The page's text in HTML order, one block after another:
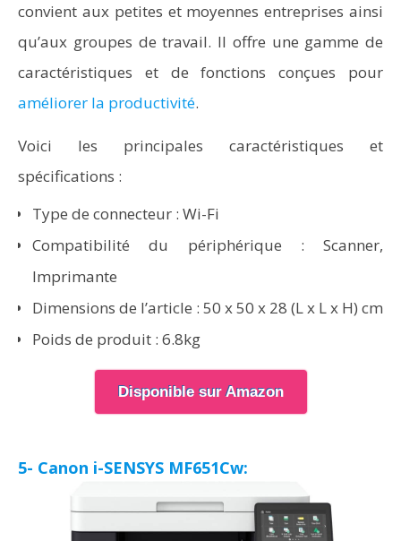
convient aux petites et moyennes entreprises ainsi
qu’aux groupes de travail. Il offre une gamme de
caractéristiques et de fonctions conçues pour
améliorer la productivité.
Voici les principales caractéristiques et
spécifications :
Type de connecteur : Wi-Fi
Compatibilité du périphérique : Scanner,
Imprimante
Dimensions de l’article : 50 x 50 x 28 (L x L x H) cm
Poids de produit : 6.8kg
Disponible sur Amazon
5- Canon i-SENSYS MF651Cw: